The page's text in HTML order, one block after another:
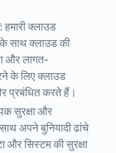
हमारी क्लाउड
साथ क्लाउड की
और लागत-
के लिए क्लाउड
प्रबंधित करते हैं।
सुरक्षा और
अपने बुनियादी ढांचे
सिस्टम की सुरक्षा